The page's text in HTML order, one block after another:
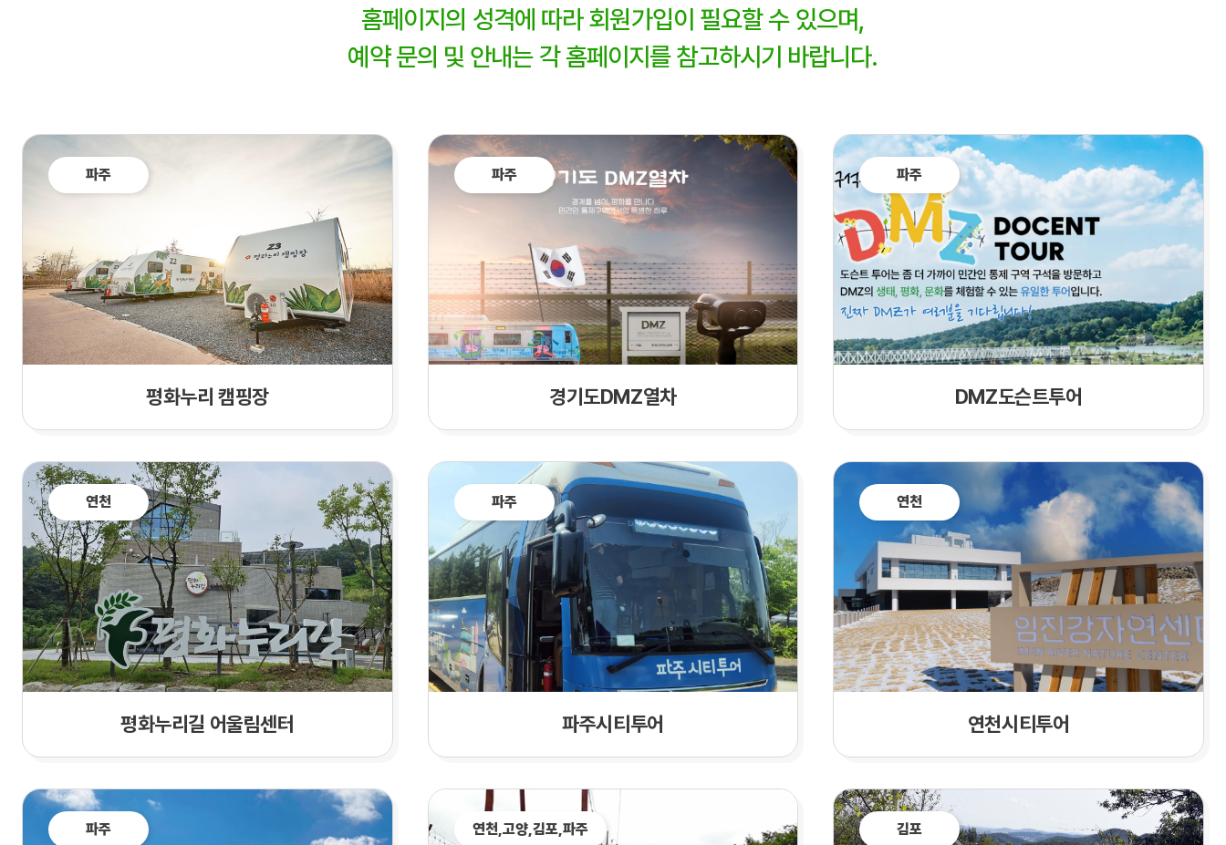
홈페이지의 성격에 따라 회원가입이 필요할 수 있으며,
예약 문의 및 안내는 각 홈페이지를 참고하시기 바랍니다.
파주
평화누리 캠핑장
파주
경기도DMZ열차
파주
DMZ도슨트투어
연천
평화누리길 어울림센터
파주
파주시티투어
연천
연천시티투어
파주 연천,고양,김포,파주 김포